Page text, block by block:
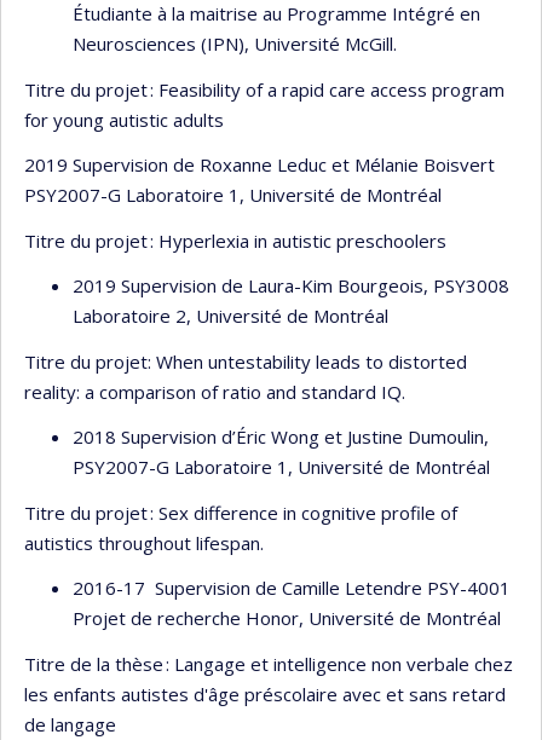
Étudiante à la maitrise au Programme Intégré en
Neurosciences (IPN), Université McGill.
Titre du projet : Feasibility of a rapid care access program
for young autistic adults
2019 Supervision de Roxanne Leduc et Mélanie Boisvert
PSY2007-G Laboratoire 1, Université de Montréal
Titre du projet : Hyperlexia in autistic preschoolers
2019 Supervision de Laura-Kim Bourgeois, PSY3008
Laboratoire 2, Université de Montréal
Titre du projet: When untestability leads to distorted
reality: a comparison of ratio and standard IQ.
2018 Supervision d’Éric Wong et Justine Dumoulin,
PSY2007-G Laboratoire 1, Université de Montréal
Titre du projet : Sex difference in cognitive profile of
autistics throughout lifespan.
2016-17 Supervision de Camille Letendre PSY-4001
Projet de recherche Honor, Université de Montréal
Titre de la thèse : Langage et intelligence non verbale chez
les enfants autistes d'âge préscolaire avec et sans retard
de langage